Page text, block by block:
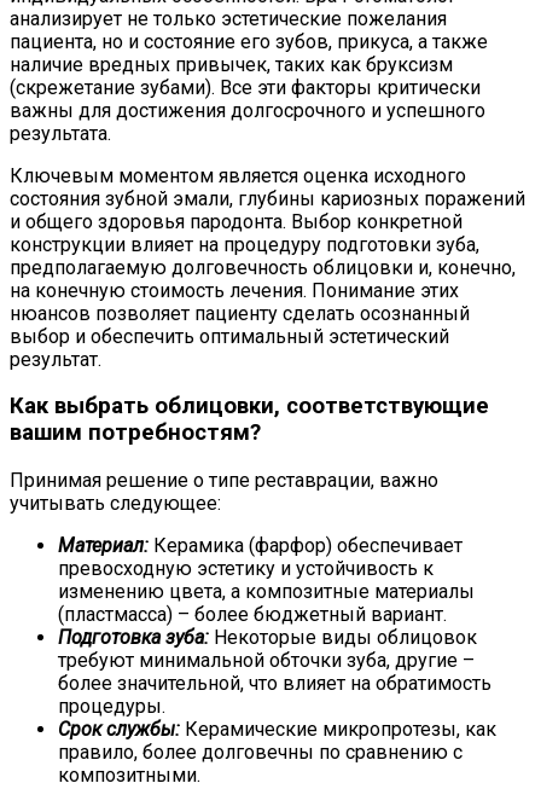
анализирует не только эстетические пожелания
пациента, но и состояние его зубов, прикуса, а также
наличие вредных привычек, таких как бруксизм
(скрежетание зубами). Все эти факторы критически
важны для достижения долгосрочного и успешного
результата.
Ключевым моментом является оценка исходного
состояния зубной эмали, глубины кариозных поражений
и общего здоровья пародонта. Выбор конкретной
конструкции влияет на процедуру подготовки зуба,
предполагаемую долговечность облицовки и, конечно,
на конечную стоимость лечения. Понимание этих
нюансов позволяет пациенту сделать осознанный
выбор и обеспечить оптимальный эстетический
результат.
Как выбрать облицовки, соответствующие
вашим потребностям?
Принимая решение о типе реставрации, важно
учитывать следующее:
Материал: Керамика (фарфор) обеспечивает
превосходную эстетику и устойчивость к
изменению цвета, а композитные материалы
(пластмасса) – более бюджетный вариант.
Подготовка зуба: Некоторые виды облицовок
требуют минимальной обточки зуба, другие –
более значительной, что влияет на обратимость
процедуры.
Срок службы: Керамические микропротезы, как
правило, более долговечны по сравнению с
композитными.